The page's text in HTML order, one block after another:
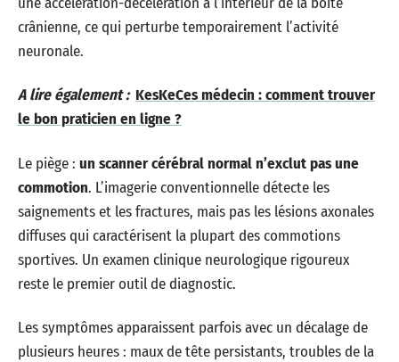
crânienne, ce qui perturbe temporairement l’activité
neuronale.
A lire également : KesKeCes médecin : comment trouver
le bon praticien en ligne ?
Le piège : un scanner cérébral normal n’exclut pas une
commotion. L’imagerie conventionnelle détecte les
saignements et les fractures, mais pas les lésions axonales
diffuses qui caractérisent la plupart des commotions
sportives. Un examen clinique neurologique rigoureux
reste le premier outil de diagnostic.
Les symptômes apparaissent parfois avec un décalage de
plusieurs heures : maux de tête persistants, troubles de la